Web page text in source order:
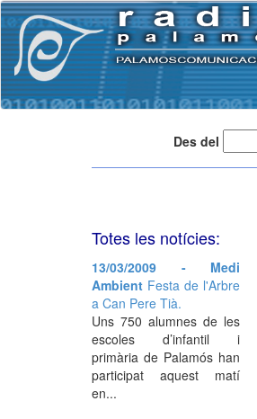
Des del
Totes les notícies:
13/03/2009 - Medi
Ambient Festa de l'Arbre
a Can Pere Tià.
Uns 750 alumnes de les
escoles d’infantil i
primària de Palamós han
participat aquest matí
en...